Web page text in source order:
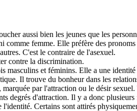
aussi bien les jeunes que les
comme femme. Elle préfère des pronoms
C'est le contraire de l'asexuel.
contre la discrimination.
masculins et féminins. Elle a une
Il trouve du bonheur dans les
par l'attraction ou le désir
degrés d'attraction. Il y a donc
Certains sont attirés